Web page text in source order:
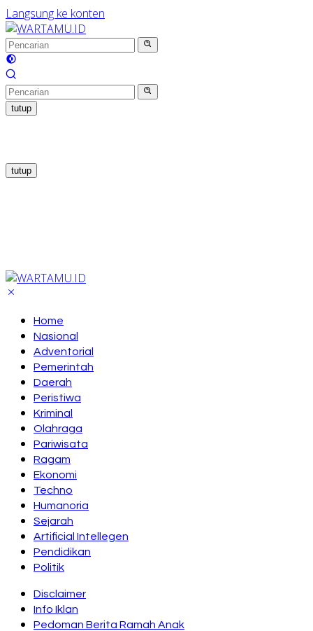
Langsung ke konten
tutup
tutup
Home
Nasional
Adventorial
Pemerintah
Daerah
Peristiwa
Kriminal
Olahraga
Pariwisata
Ragam
Ekonomi
Techno
Humanoria
Sejarah
Artificial Intellegen
Pendidikan
Politik
Disclaimer
Info Iklan
Pedoman Berita Ramah Anak